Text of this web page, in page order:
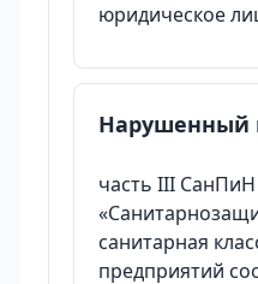
юридическое
Нарушенный
часть III СанПиН
санитарная
предприятий